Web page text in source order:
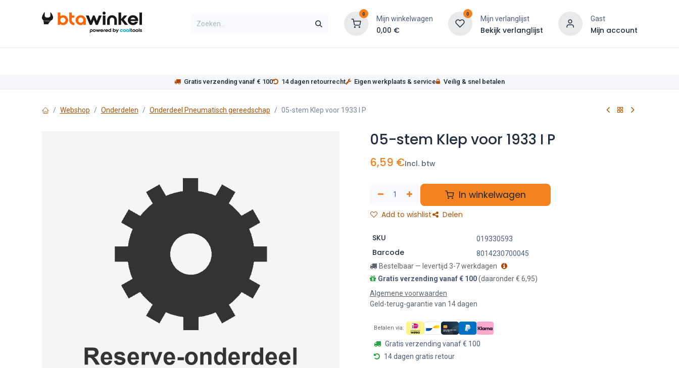
0
Mijn winkelwagen
0,00 €
0
Mijn verlanglijst
Bekijk verlanglijst
Gast
Mijn account
Gratis verzending vanaf € 100 14 dagen retourrecht Eigen werkplaats & service Veilig & snel betalen
Webshop Onderdelen Onderdeel Pneumatisch gereedschap 05-stem Klep voor 1933 I P
05-stem Klep voor 1933 I P
6,59 €Incl. btw
In winkelwagen
Add to wishlist Delen
SKU 019330593
Barcode
8014230700045
Bestelbaar — levertijd 3-7 werkdagen
Gratis verzending vanaf € 100(daaronder € 6,95)
Algemene voorwaarden
Geld-terug-garantie van 14 dagen
Betalen via:
Gratis verzending vanaf € 100
14 dagen gratis retour